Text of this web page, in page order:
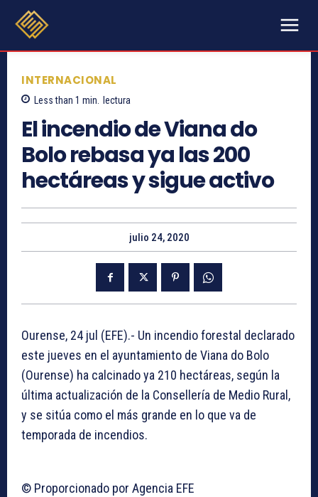
INTERNACIONAL
Less than 1 min. lectura
El incendio de Viana do
Bolo rebasa ya las 200
hectáreas y sigue activo
julio 24, 2020
Ourense, 24 jul (EFE).- Un incendio forestal declarado
este jueves en el ayuntamiento de Viana do Bolo
(Ourense) ha calcinado ya 210 hectáreas, según la
última actualización de la Consellería de Medio Rural,
y se sitúa como el más grande en lo que va de
temporada de incendios.
© Proporcionado por Agencia EFE